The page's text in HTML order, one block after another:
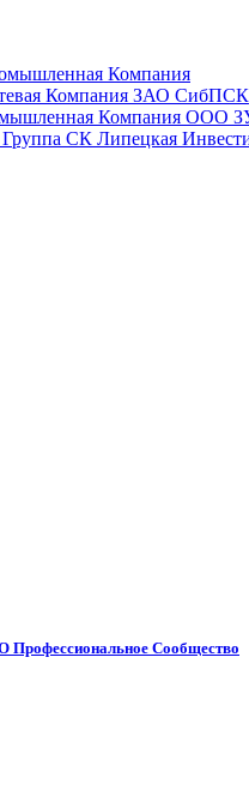
Компания
Компания ЗАО СибПСК
Компания ООО
СК Липецкая
Профессиональное Сообщество